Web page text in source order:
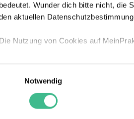
bedeutet. Wunder dich bitte nicht, die
aktuellen
Die Nutzung von Cookies auf
verwenden Cookies zur
Webseite getroffenen Einstellungen
und Analysen weiterzugeben und um
Notwendig
Möglichkeit
Getränke